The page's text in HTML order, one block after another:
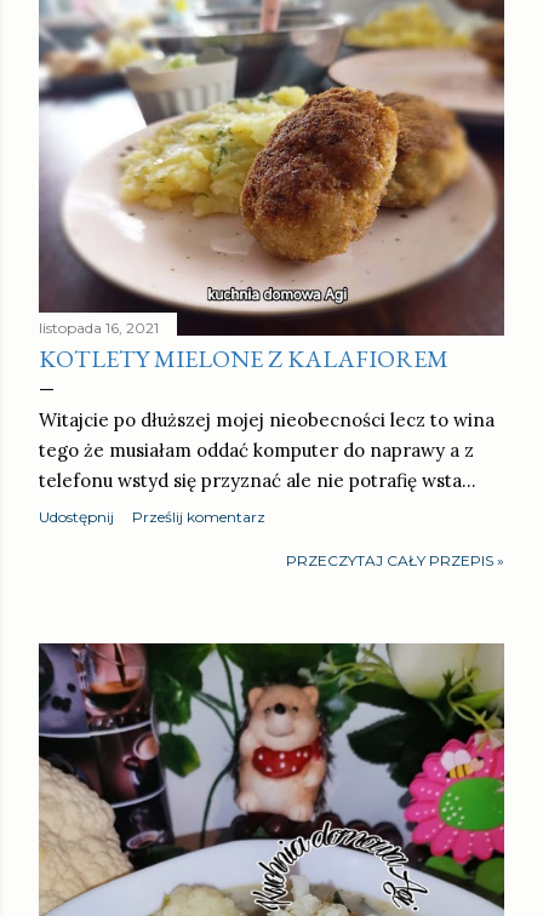
listopada 16, 2021
KOTLETY MIELONE Z KALAFIOREM
Witajcie po dłuższej mojej nieobecności lecz to wina
tego że musiałam oddać komputer do naprawy a z
telefonu wstyd się przyznać ale nie potrafię wsta…
Udostępnij Prześlij komentarz
PRZECZYTAJ CAŁY PRZEPIS »